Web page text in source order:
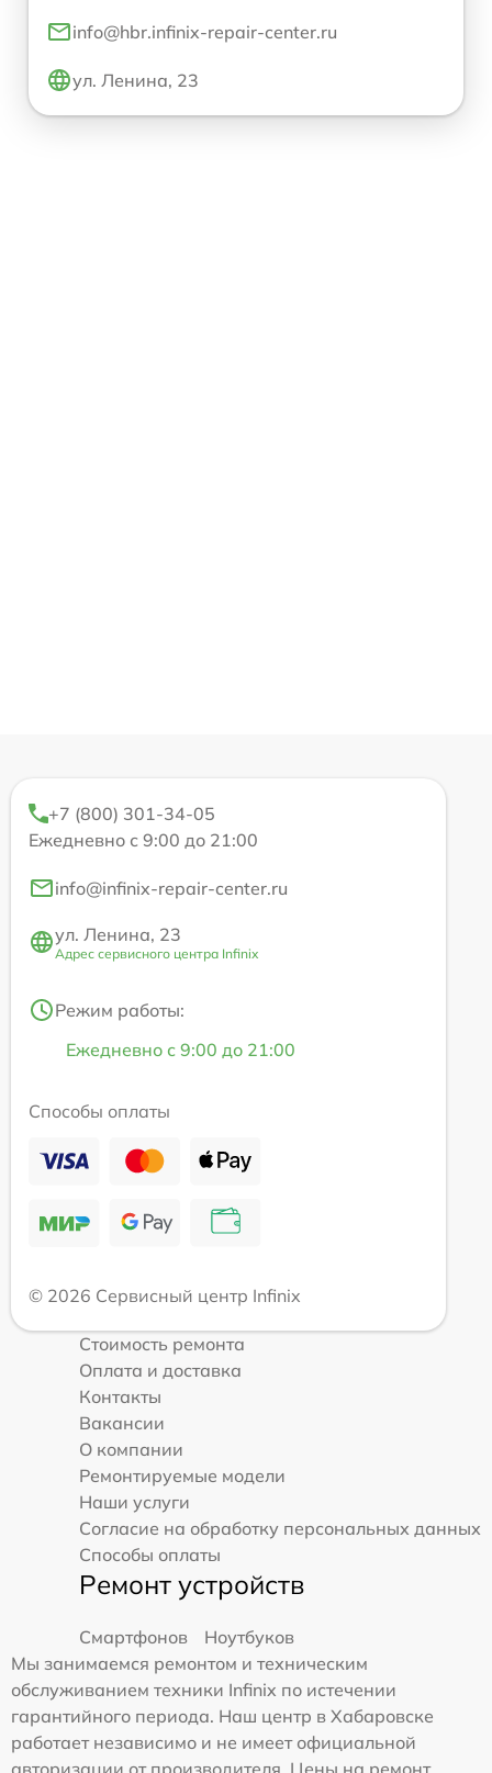
info@hbr.infinix-repair-center.ru
ул. Ленина, 23
+7 (800) 301-34-05
Ежедневно с 9:00 до 21:00
info@infinix-repair-center.ru
ул. Ленина, 23
Адрес сервисного центра Infinix
Режим работы:
Ежедневно с 9:00 до 21:00
Способы оплаты
© 2026 Сервисный центр Infinix
Стоимость ремонта
Оплата и доставка
Контакты
Вакансии
О компании
Ремонтируемые модели
Наши услуги
Согласие на обработку персональных данных
Способы оплаты
Ремонт устройств
Смартфонов
Ноутбуков
Мы занимаемся ремонтом и техническим
обслуживанием техники Infinix по истечении
гарантийного периода. Наш центр в Хабаровске
работает независимо и не имеет официальной
авторизации от производителя. Цены на ремонт,